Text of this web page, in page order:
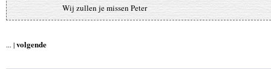
Wij zullen je missen Peter
... |volgende